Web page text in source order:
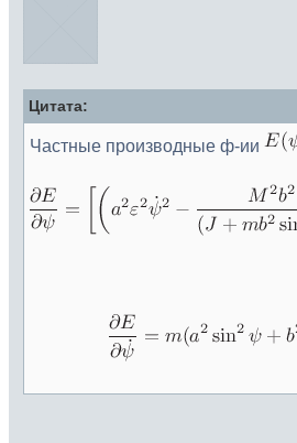
Цитата:
Частные производные ф-ии